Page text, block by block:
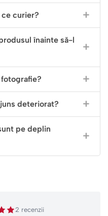
curier?
înainte să-l
deteriorat?
pe deplin
2 recenzii